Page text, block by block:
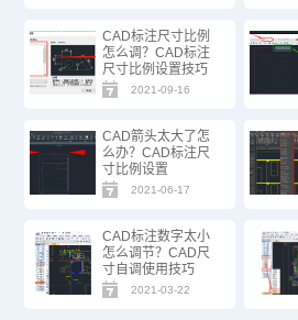
CAD标注尺寸比例
怎么调？CAD标注
尺寸比例设置技巧
2021-09-16
CAD箭头太大了怎
么办？CAD标注尺
寸比例设置
2021-06-17
CAD标注数字太小
怎么调节？CAD尺
寸自调使用技巧
2021-03-22